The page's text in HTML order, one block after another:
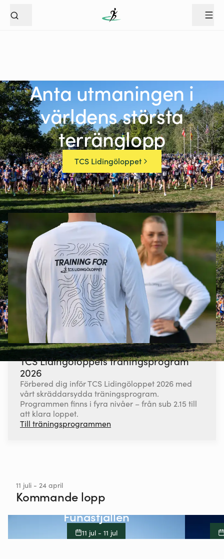
Anta utmaningen i
världens största
terränglopp
TCS Lidingöloppet
TCS Lidingöloppets träningsprogram
2026
Förbered dig inför TCS Lidingöloppet 2026 med
vårt skräddarsydda träningsprogram.
Programmen finns i fyra nivåer – från sub 2.15 till
att klara loppet.
Till träningsprogrammen
11 juli - 24 april
Kommande lopp
11 jul - 11 jul
Lidingöloppet i
Funäsfjällen